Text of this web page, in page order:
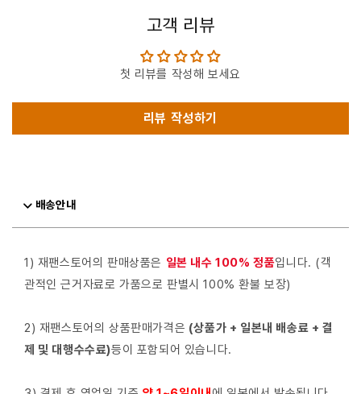
고객 리뷰
첫 리뷰를 작성해 보세요
리뷰 작성하기
배송안내
1) 재팬스토어의 판매상품은 일본 내수 100% 정품입니다. (객
관적인 근거자료로 가품으로 판별시 100% 환불 보장)
2) 재팬스토어의 상품판매가격은 (상품가 + 일본내 배송료 + 결
제 및 대행수수료)등이 포함되어 있습니다.